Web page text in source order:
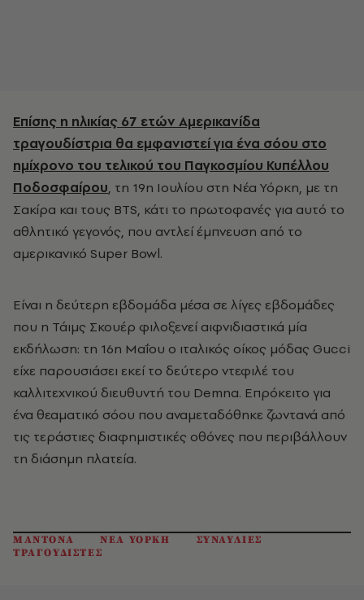
Επίσης η ηλικίας 67 ετών Αμερικανίδα
τραγουδίστρια θα εμφανιστεί για ένα σόου στο
ημίχρονο του τελικού του Παγκοσμίου Κυπέλλου
Ποδοσφαίρου, τη 19η Ιουλίου στη Νέα Υόρκη, με τη
Σακίρα και τους BTS, κάτι το πρωτοφανές για αυτό το
αθλητικό γεγονός, που αντλεί έμπνευση από το
αμερικανικό Super Bowl.
Είναι η δεύτερη εβδομάδα μέσα σε λίγες εβδομάδες
που η Τάιμς Σκουέρ φιλοξενεί αιφνιδιαστικά μία
εκδήλωση: τη 16η Μαΐου ο ιταλικός οίκος μόδας Gucci
είχε παρουσιάσει εκεί το δεύτερο ντεφιλέ του
καλλιτεχνικού διευθυντή του Demna. Επρόκειτο για
ένα θεαματικό σόου που αναμεταδόθηκε ζωντανά από
τις τεράστιες διαφημιστικές οθόνες που περιβάλλουν
τη διάσημη πλατεία.
ΜΑΝΤΟΝΑ ΝΕΑ ΥΟΡΚΗ
ΣΥΝΑΥΛΙΕΣ
ΤΡΑΓΟΥΔΙΣΤΕΣ